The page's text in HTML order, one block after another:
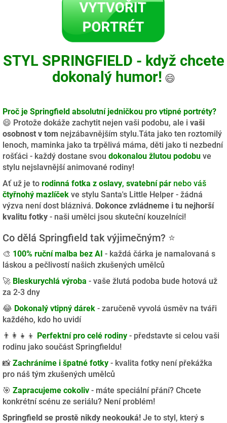
STYL SPRINGFIELD - když chcete
dokonalý humor! 😄
Proč je Springfield absolutní jedničkou pro vtipné portréty?
😄 Protože dokáže zachytit nejen vaši podobu, ale i vaši
osobnost v tom nejzábavnějším stylu.Táta jako ten roztomilý
lenoch, maminka jako ta trpělivá máma, děti jako ti nezbední
rošťáci - každý dostane svou dokonalou žlutou podobu ve
stylu nejslavnější animované rodiny!
Ať už je to rodinná fotka z oslavy, svatební pár nebo váš
čtyřnohý mazlíček ve stylu Santa's Little Helper - žádná
výzva není dost bláznivá. Dokonce zvládneme i tu nejhorší
kvalitu fotky - naši umělci jsou skuteční kouzelníci!
Co dělá Springfield tak výjimečným? ⭐
🎨 100% ruční malba bez AI - každá čárka je namalovaná s
láskou a pečlivostí našich zkušených umělců
🚀 Bleskurychlá výroba - vaše žlutá podoba bude hotová už
za 2-3 dny
😂 Dokonalý vtipný dárek - zaručeně vyvolá úsměv na tváři
každého, kdo ho uvidí
👨‍👩‍👧‍👦 Perfektní pro celé rodiny - představte si celou vaši
rodinu jako součást Springfieldu!
📸 Zachráníme i špatné fotky - kvalita fotky není překážka
pro náš tým zkušených umělců
🎯 Zapracujeme cokoliv - máte speciální přání? Chcete
konkrétní scénu ze seriálu? Není problém!
Springfield se prostě nikdy neokouká! Je to styl, který s